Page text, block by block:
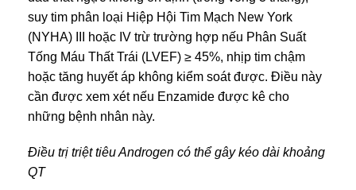
suy tim phân loại Hiệp Hội Tim Mạch New York
(NYHA) III hoặc IV trừ trường hợp nếu Phân Suất
Tống Máu Thất Trái (LVEF) ≥ 45%, nhịp tim chậm
hoặc tăng huyết áp không kiểm soát được. Điều này
cần được xem xét nếu Enzamide được kê cho
những bệnh nhân này.
Điều trị triệt tiêu Androgen có thể gây kéo dài khoảng
QT